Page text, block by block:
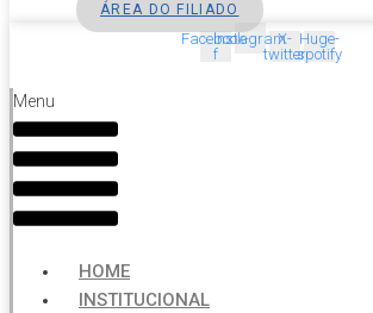
ÁREA DO FILIADO
Facebook-
f
InstagramX-
twitter
Huge-
spotify
Menu
HOME
INSTITUCIONAL